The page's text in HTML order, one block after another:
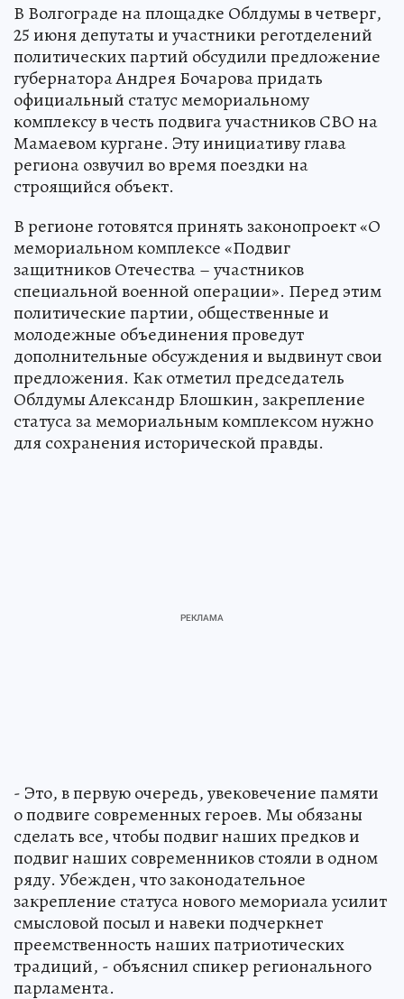
В Волгограде на площадке Облдумы в четверг,
25 июня депутаты и участники реготделений
политических партий обсудили предложение
губернатора Андрея Бочарова придать
официальный статус мемориальному
комплексу в честь подвига участников СВО на
Мамаевом кургане. Эту инициативу глава
региона озвучил во время поездки на
строящийся объект.
В регионе готовятся принять законопроект «О
мемориальном комплексе «Подвиг
защитников Отечества – участников
специальной военной операции». Перед этим
политические партии, общественные и
молодежные объединения проведут
дополнительные обсуждения и выдвинут свои
предложения. Как отметил председатель
Облдумы Александр Блошкин, закрепление
статуса за мемориальным комплексом нужно
для сохранения исторической правды.
- Это, в первую очередь, увековечение памяти
о подвиге современных героев. Мы обязаны
сделать все, чтобы подвиг наших предков и
подвиг наших современников стояли в одном
ряду. Убежден, что законодательное
закрепление статуса нового мемориала усилит
смысловой посыл и навеки подчеркнет
преемственность наших патриотических
традиций, - объяснил спикер регионального
парламента.